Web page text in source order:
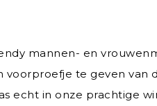
mannen- en
te geven van
echt in onze prachtige